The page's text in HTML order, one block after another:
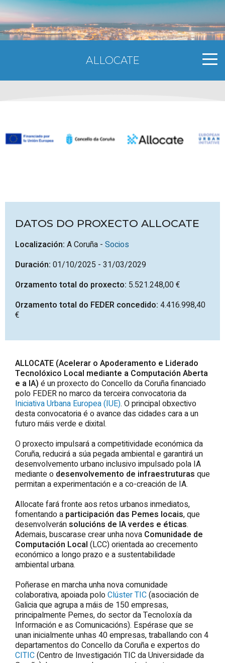
ALLOCATE
DATOS DO PROXECTO ALLOCATE
Localización: ACoruña - Socios
Duración: 01/10/2025 - 31/03/2029
Orzamento total do proxecto: 5.521.248,00 €
Orzamento total do FEDER concedido: 4.416.998,40
€
ALLOCATE (Acelerar o Apoderamento e Liderado
Tecnolóxico Local mediante a Computación Aberta
e a IA) é un proxecto do Concello daCoruñafinanciado
polo FEDER no marco da terceira convocatoria da
Iniciativa Urbana Europea (IUE). O principal obxectivo
desta convocatoria é o avance das cidades cara a un
futuro máis verde e dixital.
O proxecto impulsará a competitividade económica da
Coruña, reducirá a súa pegada ambiental e garantirá un
desenvolvemento urbano inclusivo impulsado pola IA
mediante o desenvolvemento de infraestruturas que
permitan a experimentación e a co-creación de IA.
Allocatefará fronte aos retos urbanos inmediatos,
fomentando a participación das Pemes locais, que
desenvolveránsolucións de IA verdes e éticas.
Ademais, buscarase crear unha nova Comunidade de
Computación Local (LCC) orientada ao crecemento
económico a longo prazo e a sustentabilidade
ambiental urbana.
Poñerase en marcha unha nova comunidade
colaborativa, apoiada poloClúster TIC(asociación de
Galicia que agrupa a máis de 150 empresas,
principalmente Pemes, do sector da Tecnoloxía da
Información e as Comunicacións). Espérase que se
unan inicialmente unhas 40 empresas, traballando con 4
departamentos do Concello daCoruñae expertos do
CITIC(Centro de Investigación TIC da Universidade da